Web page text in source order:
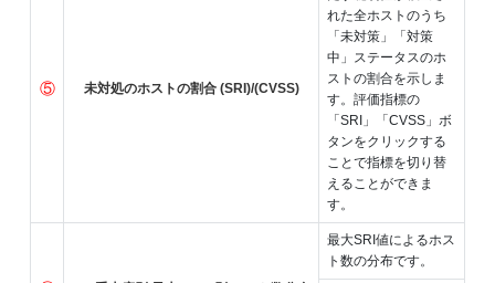
⑤ 未対処のホストの割合 (SRI)/(CVSS)
れた全ホストのうち
「未対策」「対策
中」ステータスのホ
ストの割合を示しま
す。評価指標の
「SRI」「CVSS」ボ
タンをクリックする
ことで指標を切り替
えることができま
す。
最大SRI値によるホス
ト数の分布です。